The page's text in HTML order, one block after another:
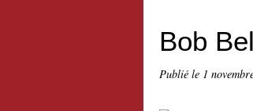
Bob
Publié le 1